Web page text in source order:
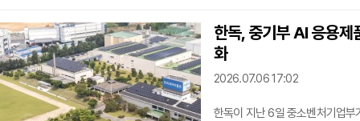
치료제 등 전문 의약품의 건강보
지부의 '허가-평가-협상 병행 시
망이며, 이르면 올
한독, 중기부 AI 응용제
화
2026.07.06 17:02
한독이 지난 6일 중소벤처기업